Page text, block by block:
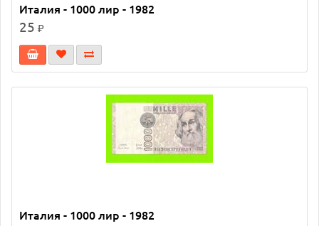
Италия - 1000 лир - 1982
25 ₽
Италия - 1000 лир - 1982